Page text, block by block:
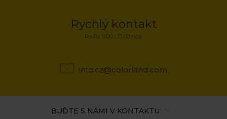
Rychlý kontakt
Po-Pá: 9:00 - 17:00 hod.
info.cz@colorland.com
BUĎTE S NÁMI V KONTAKTU